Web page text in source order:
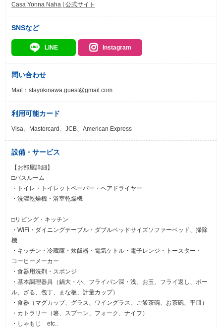
Casa Yonna Naha | 公式サイト
SNSなど
LINE Instagram
問い合わせ
Mail：stayokinawa.guest@gmail.com
利用可能カード
Visa、Mastercard、JCB、American Express
設備・サービス
【お部屋詳細】
□バスルーム
・トイレ・トイレットペーパー・ヘアドライヤー
・洗濯乾燥機・浴室乾燥機
□リビング・キッチン
・WiFi・ダイニングテーブル・ダブルベッドサイズソファーベッド、掃除
機
・キッチン・冷蔵庫・炊飯器・電気ケトル・電子レンジ・トースター・
コーヒーメーカー
・食器用洗剤・スポンジ
・基本調理器具（鍋大・小、フライパン深・浅、お玉、フライ返し、ボー
ル、ざる、包丁、まな板、計量カップ）
・食器（マグカップ、グラス、ワイングラス、ご飯茶碗、お茶碗、平皿）
・カトラリー（箸、スプーン、フォーク、ナイフ）
・しゃもじ etc..